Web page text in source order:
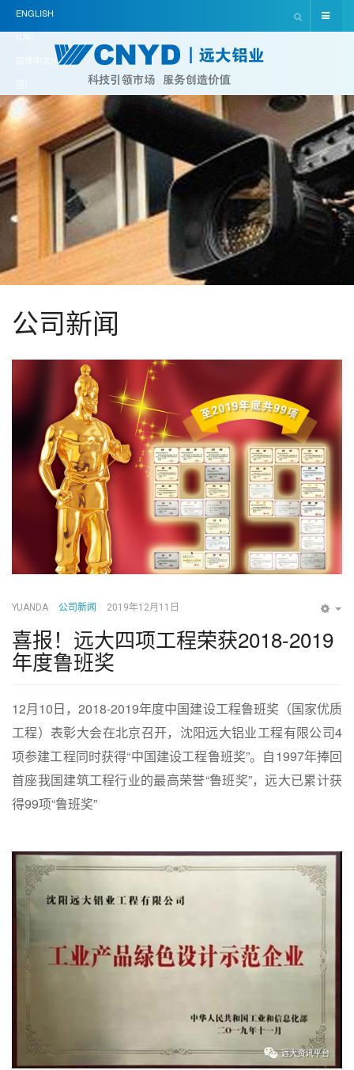
ENGLISH
(UK)
简体中文(中
国)
公司新闻
YUANDA 公司新闻 2019年12月11日
喜报！远大四项工程荣获2018-2019
年度鲁班奖
12月10日，2018-2019年度中国建设工程鲁班奖（国家优质
工程）表彰大会在北京召开，沈阳远大铝业工程有限公司4
项参建工程同时获得“中国建设工程鲁班奖”。自1997年捧回
首座我国建筑工程行业的最高荣誉“鲁班奖”，远大已累计获
得99项“鲁班奖”